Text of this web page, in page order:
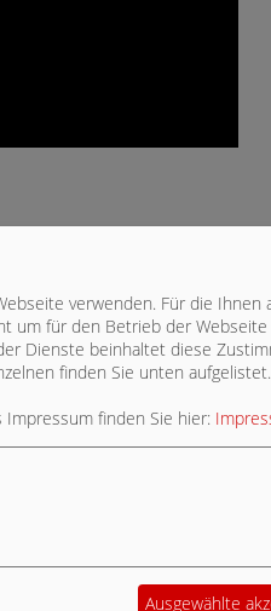
verwenden. Für die
für den Betrieb der
Dienste beinhaltet diese
finden Sie unten aufgelistet.
Impressum finden Sie hier:
Ausgewählte